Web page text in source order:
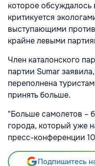
которое обсуждалось
критикуется
выступающими
крайне левыми
Член каталонского
партии Sumar
переполнена
принять больше.
"Больше самолетов –
города, который уже
пресс-конференции
Подпишитесь